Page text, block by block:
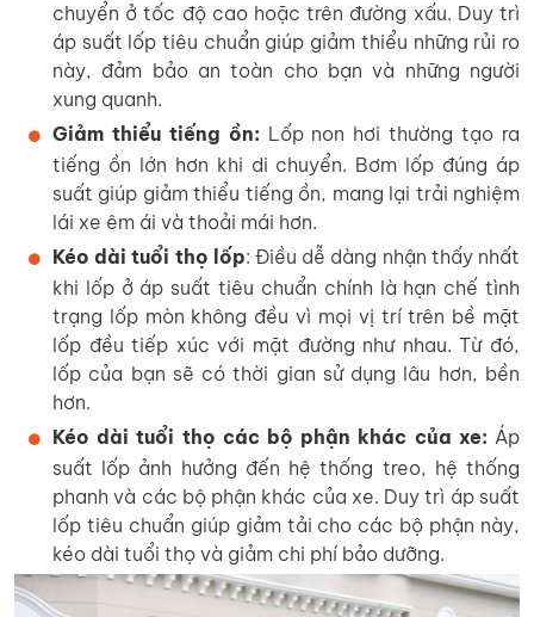
chuyển ở tốc độ cao hoặc trên đường xấu. Duy trì
áp suất lốp tiêu chuẩn giúp giảm thiểu những rủi ro
này, đảm bảo an toàn cho bạn và những người
xung quanh.
Giảm thiểu tiếng ồn: Lốp non hơi thường tạo ra
tiếng ồn lớn hơn khi di chuyển. Bơm lốp đúng áp
suất giúp giảm thiểu tiếng ồn, mang lại trải nghiệm
lái xe êm ái và thoải mái hơn.
Kéo dài tuổi thọ lốp: Điều dễ dàng nhận thấy nhất
khi lốp ở áp suất tiêu chuẩn chính là hạn chế tình
trạng lốp mòn không đều vì mọi vị trí trên bề mặt
lốp đều tiếp xúc với mặt đường như nhau. Từ đó,
lốp của bạn sẽ có thời gian sử dụng lâu hơn, bền
hơn.
Kéo dài tuổi thọ các bộ phận khác của xe: Áp
suất lốp ảnh hưởng đến hệ thống treo, hệ thống
phanh và các bộ phận khác của xe. Duy trì áp suất
lốp tiêu chuẩn giúp giảm tải cho các bộ phận này,
kéo dài tuổi thọ và giảm chi phí bảo dưỡng.